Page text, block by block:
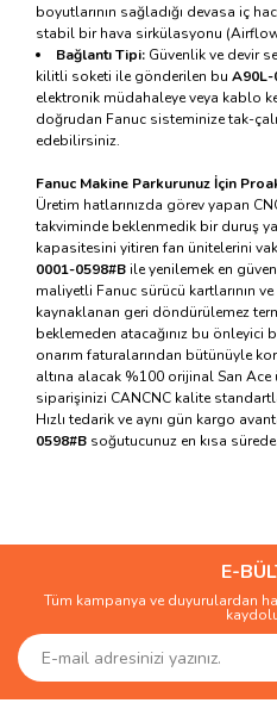
boyutlarının sağladığı devasa iç
stabil bir hava sirkülasyonu
Bağlantı Tipi: Güvenlik ve devir
kilitli soketi ile gönderilen bu A90L-
elektronik müdahaleye veya kablo
doğrudan Fanuc sisteminize tak-
edebilirsiniz.
Fanuc Makine Parkurunuz İçin
Üretim hatlarınızda görev yapan
takviminde beklenmedik bir duruş
kapasitesini yitiren fan ünitelerini
0001-0598#B ile yenilemek en
maliyetli Fanuc sürücü kartlarının
kaynaklanan geri döndürülemez
beklemeden atacağınız bu önleyici
onarım faturalarından bütünüyle
altına alacak %100 orijinal San Ace
siparişinizi CANCNC kalite
Hızlı tedarik ve aynı gün kargo
0598#B soğutucunuz en kısa
Yorum
kullanarak tarafımıza
Görüş ve önerileriniz için
Ürün açıklamasında eksik
Ürün bilgilerinde hatalar
E-
Tüm kampanya ve duyurulardan